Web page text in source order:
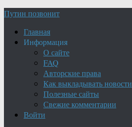
Путин позвонит
Главная
Информация
О сайте
FAQ
Авторские права
Как выкладывать новости
Полезные сайты
Свежие комментарии
Войти